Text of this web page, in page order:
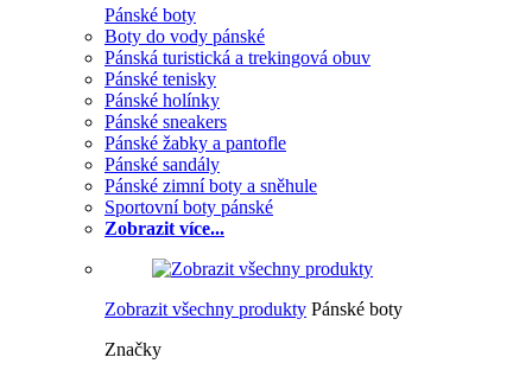
Pánské boty
Boty do vody pánské
Pánská turistická a trekingová obuv
Pánské tenisky
Pánské holínky
Pánské sneakers
Pánské žabky a pantofle
Pánské sandály
Pánské zimní boty a sněhule
Sportovní boty pánské
Zobrazit více...
Zobrazit všechny produkty Pánské boty
Značky